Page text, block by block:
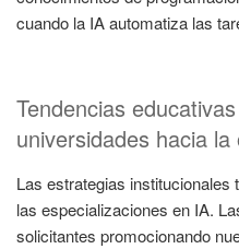
cuando la IA automatiza las
Tendencias
universidades hacia
Las estrategias institucionales
las especializaciones en IA.
solicitantes promocionando